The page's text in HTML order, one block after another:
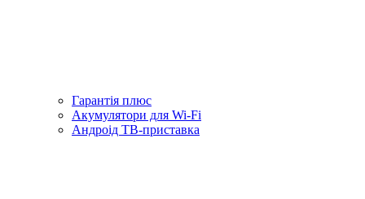
Гарантiя плюс
Акумулятори для Wi-Fi
Андроід ТВ-приставка